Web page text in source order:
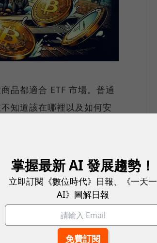
品都適合 ETF 市場。普通
知道該在哪裡以及如何安
具有商品的稀缺性，但卻
裝），而不是在你自己的
掌握最新 AI 發展趨勢！
立即訂閱《數位時代》日報、《一天一
AI》圖解日報